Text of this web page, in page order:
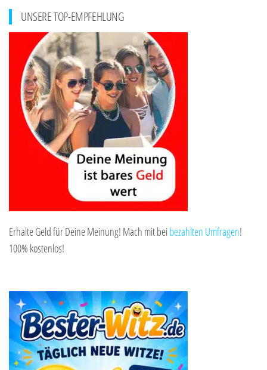
UNSERE TOP-EMPFEHLUNG
Erhalte Geld für Deine Meinung! Mach mit beibezahlten Umfragen!
100% kostenlos!